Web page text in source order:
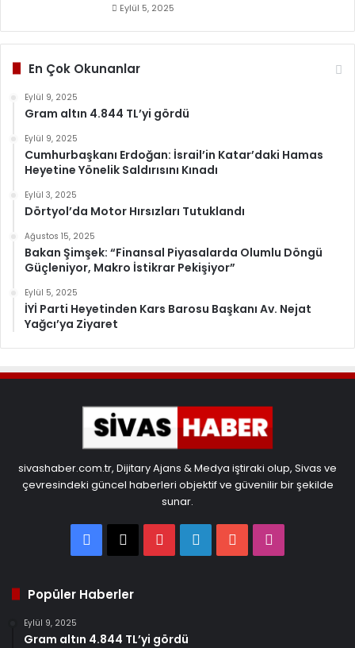
Eylül 5, 2025
En Çok Okunanlar
Eylül 9, 2025
Gram altın 4.844 TL’yi gördü
Eylül 9, 2025
Cumhurbaşkanı Erdoğan: İsrail’in Katar’daki Hamas
Heyetine Yönelik Saldırısını Kınadı
Eylül 3, 2025
Dörtyol’da Motor Hırsızları Tutuklandı
Ağustos 15, 2025
Bakan Şimşek: “Finansal Piyasalarda Olumlu Döngü
Güçleniyor, Makro İstikrar Pekişiyor”
Eylül 5, 2025
İYİ Parti Heyetinden Kars Barosu Başkanı Av. Nejat
Yağcı’ya Ziyaret
sivashaber.com.tr, Dijitary Ajans & Medya iştiraki olup, Sivas ve
çevresindeki güncel haberleri objektif ve güvenilir bir şekilde
sunar.
Facebook
X PinterestLinkedInYouTube
Popüler Haberler
Eylül 9, 2025
Gram altın 4.844 TL’yi gördü